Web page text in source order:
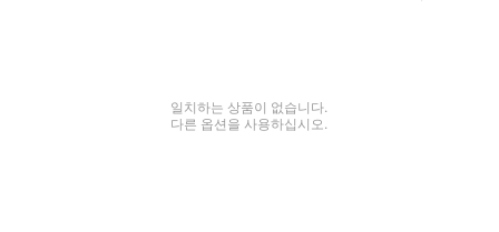
일치하는 상품이 없습니다.
다른 옵션을 사용하십시오.